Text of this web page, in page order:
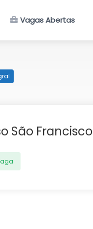
Vagas Abertas
São Francisco